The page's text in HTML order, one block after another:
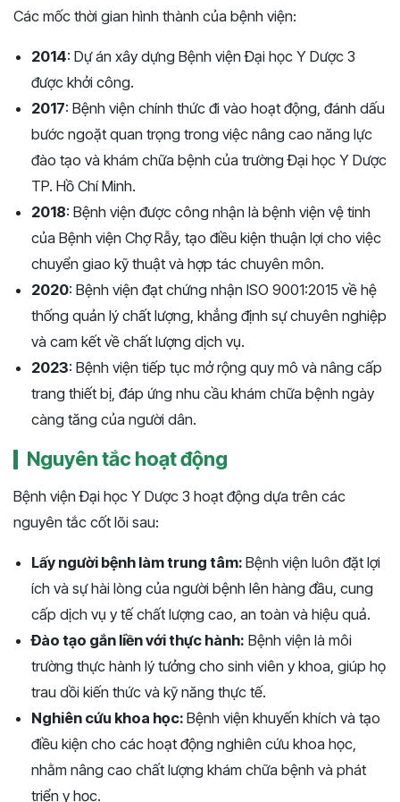
Các mốc thời gian hình thành của bệnh viện:
2014: Dự án xây dựng Bệnh viện Đại học Y Dược 3
được khởi công.
2017: Bệnh viện chính thức đi vào hoạt động, đánh dấu
bước ngoặt quan trọng trong việc nâng cao năng lực
đào tạo và khám chữa bệnh của trường Đại học Y Dược
TP. Hồ Chí Minh.
2018: Bệnh viện được công nhận là bệnh viện vệ tinh
của Bệnh viện Chợ Rẫy, tạo điều kiện thuận lợi cho việc
chuyển giao kỹ thuật và hợp tác chuyên môn.
2020: Bệnh viện đạt chứng nhận ISO 9001:2015 về hệ
thống quản lý chất lượng, khẳng định sự chuyên nghiệp
và cam kết về chất lượng dịch vụ.
2023: Bệnh viện tiếp tục mở rộng quy mô và nâng cấp
trang thiết bị, đáp ứng nhu cầu khám chữa bệnh ngày
càng tăng của người dân.
Nguyên tắc hoạt động
Bệnh viện Đại học Y Dược 3 hoạt động dựa trên các
nguyên tắc cốt lõi sau:
Lấy người bệnh làm trung tâm: Bệnh viện luôn đặt lợi
ích và sự hài lòng của người bệnh lên hàng đầu, cung
cấp dịch vụ y tế chất lượng cao, an toàn và hiệu quả.
Đào tạo gắn liền với thực hành: Bệnh viện là môi
trường thực hành lý tưởng cho sinh viên y khoa, giúp họ
trau dồi kiến thức và kỹ năng thực tế.
Nghiên cứu khoa học: Bệnh viện khuyến khích và tạo
điều kiện cho các hoạt động nghiên cứu khoa học,
nhằm nâng cao chất lượng khám chữa bệnh và phát
triển y học.